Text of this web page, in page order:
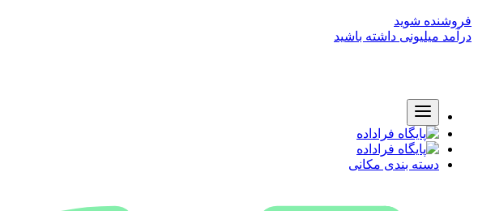
فروشنده شوید
درآمد میلیونی داشته باشید
دسته بندی مکانی